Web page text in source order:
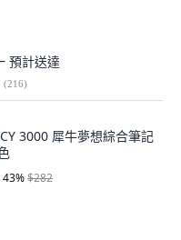
預計送達
(216)
3000 犀牛夢想綜合筆記
43%$282